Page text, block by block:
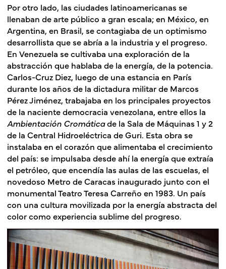
Por otro lado, las ciudades latinoamericanas se
llenaban de arte público a gran escala; en México, en
Argentina, en Brasil, se contagiaba de un optimismo
desarrollista que se abría a la industria y el progreso.
En Venezuela se cultivaba una exploración de la
abstracción que hablaba de la energía, de la potencia.
Carlos-Cruz Diez, luego de una estancia en París
durante los años de la dictadura militar de Marcos
Pérez Jiménez, trabajaba en los principales proyectos
de la naciente democracia venezolana, entre ellos la
Ambientación Cromáticade la Sala de Máquinas 1 y 2
de la Central Hidroeléctrica de Guri. Esta obra se
instalaba en el corazón que alimentaba el crecimiento
del país: se impulsaba desde ahí la energía que extraía
el petróleo, que encendía las aulas de las escuelas, el
novedoso Metro de Caracas inaugurado junto con el
monumental Teatro Teresa Carreño en 1983. Un país
con una cultura movilizada por la energía abstracta del
color como experiencia sublime del progreso.